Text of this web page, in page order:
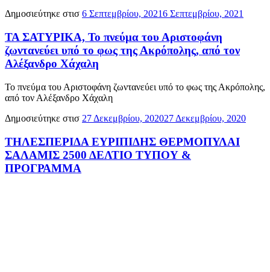
Δημοσιεύτηκε στισ 6 Σεπτεμβρίου, 20216 Σεπτεμβρίου, 2021
ΤΑ ΣΑΤΥΡΙΚΑ, Το πνεύμα του Αριστοφάνη
ζωντανεύει υπό το φως της Ακρόπολης, από τον
Αλέξανδρο Χάχαλη
Το πνεύμα του Αριστοφάνη ζωντανεύει υπό το φως της Ακρόπολης,
από τον Αλέξανδρο Χάχαλη
Δημοσιεύτηκε στισ 27 Δεκεμβρίου, 202027 Δεκεμβρίου, 2020
ΤΗΛΕΣΠΕΡΙΔΑ ΕΥΡΙΠΙΔΗΣ ΘΕΡΜΟΠΥΛΑΙ
ΣΑΛΑΜΙΣ 2500 ΔΕΛΤΙΟ ΤΥΠΟΥ &
ΠΡΟΓΡΑΜΜΑ